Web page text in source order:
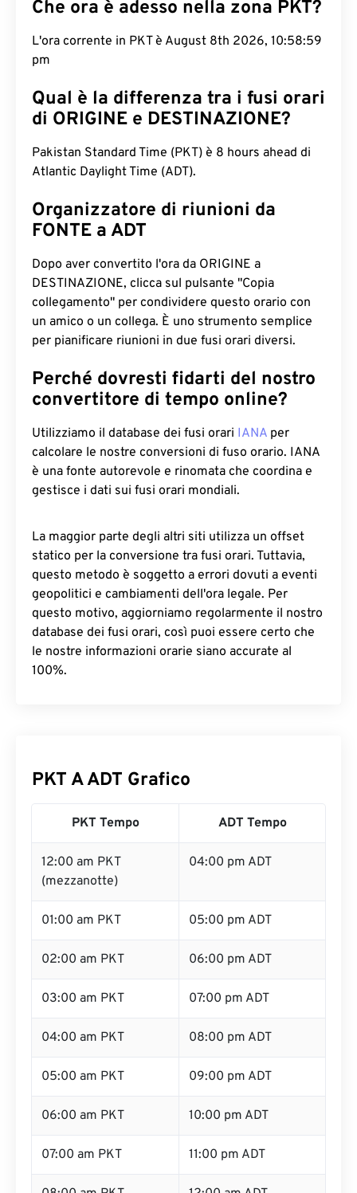
Che ora è adesso nella zona PKT?
L'ora corrente in PKT è August 8th 2026, 10:59:00
pm
Qual è la differenza tra i fusi orari
di ORIGINE e DESTINAZIONE?
Pakistan Standard Time (PKT) è 8 hours ahead di
Atlantic Daylight Time (ADT).
Organizzatore di riunioni da
FONTE a ADT
Dopo aver convertito l'ora da ORIGINE a
DESTINAZIONE, clicca sul pulsante "Copia
collegamento" per condividere questo orario con
un amico o un collega. È uno strumento semplice
per pianificare riunioni in due fusi orari diversi.
Perché dovresti fidarti del nostro
convertitore di tempo online?
Utilizziamo il database dei fusi orari IANA per
calcolare le nostre conversioni di fuso orario. IANA
è una fonte autorevole e rinomata che coordina e
gestisce i dati sui fusi orari mondiali.
La maggior parte degli altri siti utilizza un offset
statico per la conversione tra fusi orari. Tuttavia,
questo metodo è soggetto a errori dovuti a eventi
geopolitici e cambiamenti dell'ora legale. Per
questo motivo, aggiorniamo regolarmente il nostro
database dei fusi orari, così puoi essere certo che
le nostre informazioni orarie siano accurate al
100%.
PKT A ADT Grafico
PKT Tempo ADT Tempo
12:00 am PKT
(mezzanotte)
04:00 pm ADT
01:00 am PKT 05:00 pm ADT
02:00 am PKT 06:00 pm ADT
03:00 am PKT 07:00 pm ADT
04:00 am PKT 08:00 pm ADT
05:00 am PKT 09:00 pm ADT
06:00 am PKT 10:00 pm ADT
07:00 am PKT 11:00 pm ADT